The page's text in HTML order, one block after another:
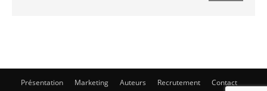
Présentation Marketing Auteurs Recrutement
Contact